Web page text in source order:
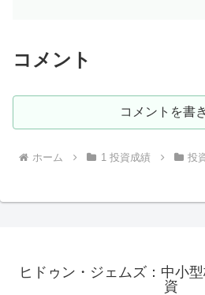
コメント
コメントを書
ホーム 1 投資成績 投
ヒドゥン・ジェムズ：中小
資